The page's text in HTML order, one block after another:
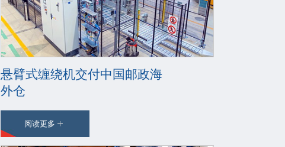
悬臂式缠绕机交付中国邮政海
外仓
阅读更多